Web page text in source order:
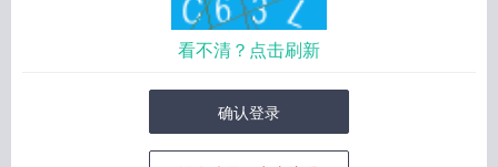
看不清？点击刷新
确认登录